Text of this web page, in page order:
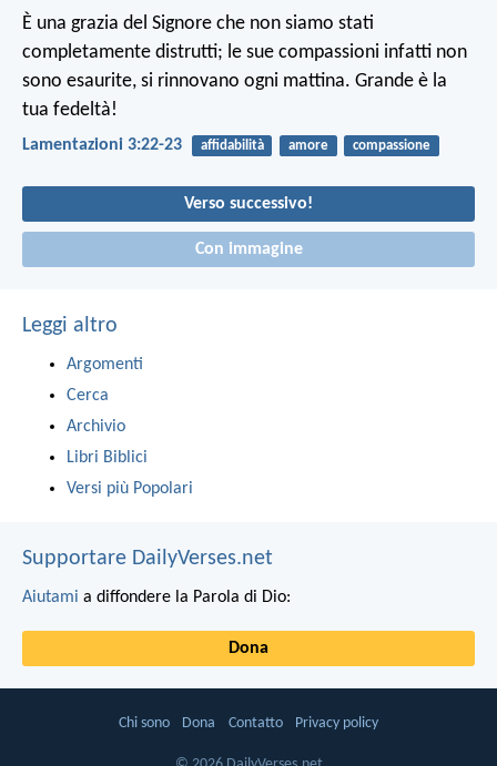
È una grazia del Signore che non siamo stati
completamente distrutti; le sue compassioni infatti non
sono esaurite, si rinnovano ogni mattina. Grande è la
tua fedeltà!
Lamentazioni 3:22-23 affidabilità amore compassione
Verso successivo!
Con immagine
Leggi altro
Argomenti
Cerca
Archivio
Libri Biblici
Versi più Popolari
Supportare DailyVerses.net
Aiutami a diffondere la Parola di Dio:
Dona
Chi sono Dona Contatto Privacy policy